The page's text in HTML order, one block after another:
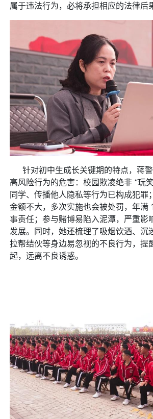
属于违法行为，必将承担相应的法律后
针对初中生成长关键期的特点，蒋
高风险行为的危害：校园欺凌绝非 “玩
同学、传播他人隐私等行为已构成犯罪
金额不大，多次实施也会被处罚，年满
事责任；参与赌博易陷入泥潭，严重影
发展。同时，她还梳理了吸烟饮酒、沉
拉帮结伙等身边易忽视的不良行为，提
起，远离不良诱惑。